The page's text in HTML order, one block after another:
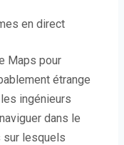
en direct
Maps pour
étrange
ingénieurs
dans le
sur lesquels